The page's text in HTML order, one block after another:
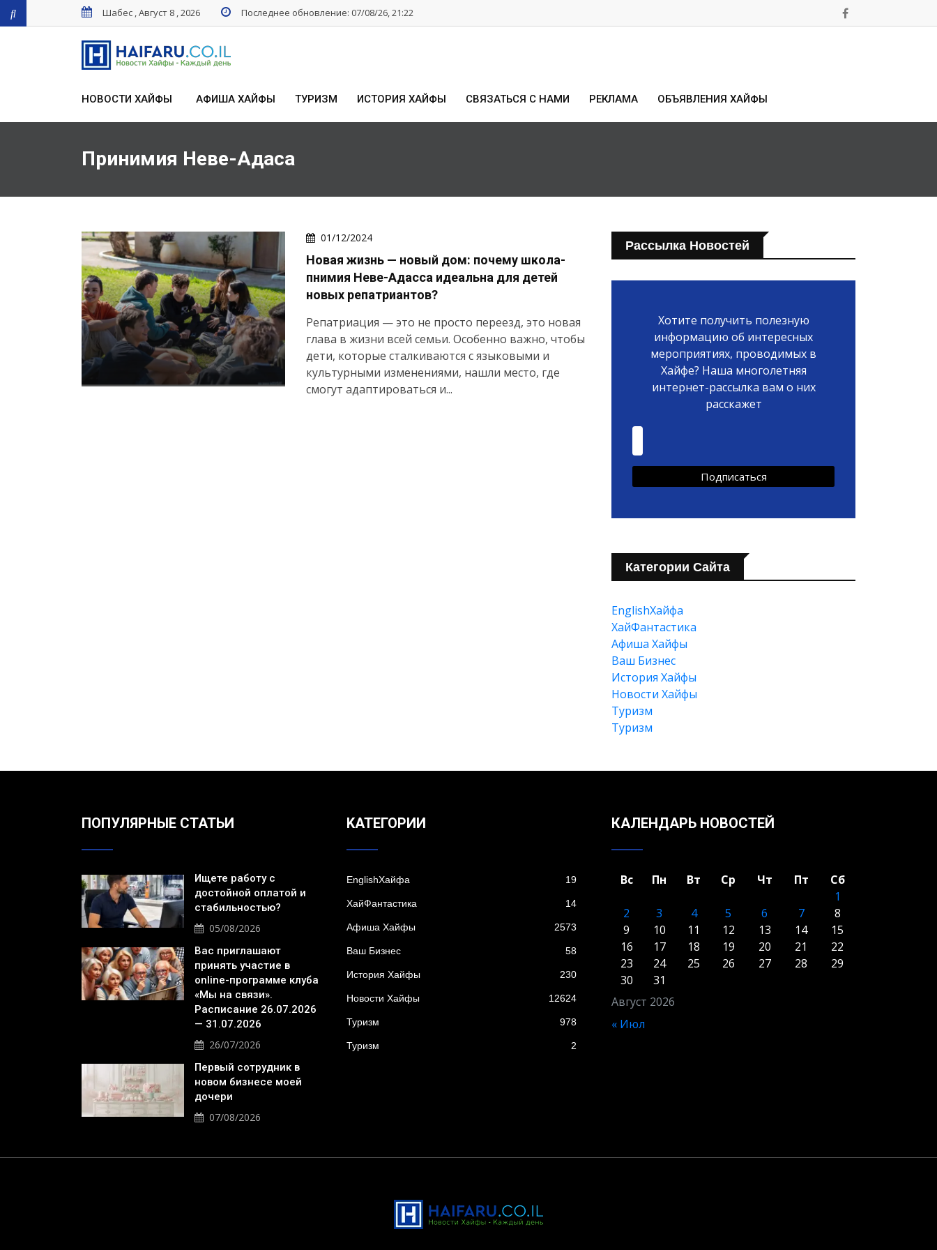
Шабес , Август 8 , 2026 Последнее обновление: 07/08/26, 21:22
НОВОСТИ ХАЙФЫ АФИША ХАЙФЫ ТУРИЗМ ИСТОРИЯ ХАЙФЫ СВЯЗАТЬСЯ С НАМИ РЕКЛАМА ОБЪЯВЛЕНИЯ ХАЙФЫ
Принимия Неве-Адаса
01/12/2024
Новая жизнь — новый дом: почему школа-
пнимия Неве-Адасса идеальна для детей
новых репатриантов?
Репатриация — это не просто переезд, это новая
глава в жизни всей семьи. Особенно важно, чтобы
дети, которые сталкиваются с языковыми и
культурными изменениями, нашли место, где
смогут адаптироваться и...
Рассылка Новостей
Хотите получить полезную
информацию об интересных
мероприятиях, проводимых в
Хайфе? Наша многолетняя
интернет-рассылка вам о них
расскажет
Категории Сайта
EnglishХайфа
XайФантастика
Афиша Хайфы
Ваш Бизнес
История Хайфы
Новости Хайфы
Туризм
Туризм
ПОПУЛЯРНЫЕ СТАТЬИ
Ищете работу с
достойной оплатой и
стабильностью?
05/08/2026
Вас приглашают
принять участие в
online-программе клуба
«Мы на связи».
Расписание 26.07.2026
— 31.07.2026
26/07/2026
Первый сотрудник в
новом бизнесе моей
дочери
07/08/2026
KАТЕГОРИИ
EnglishХайфа 19
XайФантастика 14
Афиша Хайфы 2573
Ваш Бизнес 58
История Хайфы 230
Новости Хайфы 12624
Туризм 978
Туризм 2
КАЛЕНДАРЬ НОВОСТЕЙ
Август 2026
Вс Пн Вт Ср Чт Пт
Сб
1
2
3 4 5 6 7
8
9
10 11 12 13 14
15
16
17 18 19 20 21
22
23
24 25 26 27 28
29
30
31
« Июл